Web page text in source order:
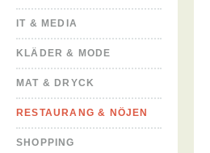
IT & MEDIA
KLÄDER & MODE
MAT & DRYCK
RESTAURANG & NÖJEN
SHOPPING